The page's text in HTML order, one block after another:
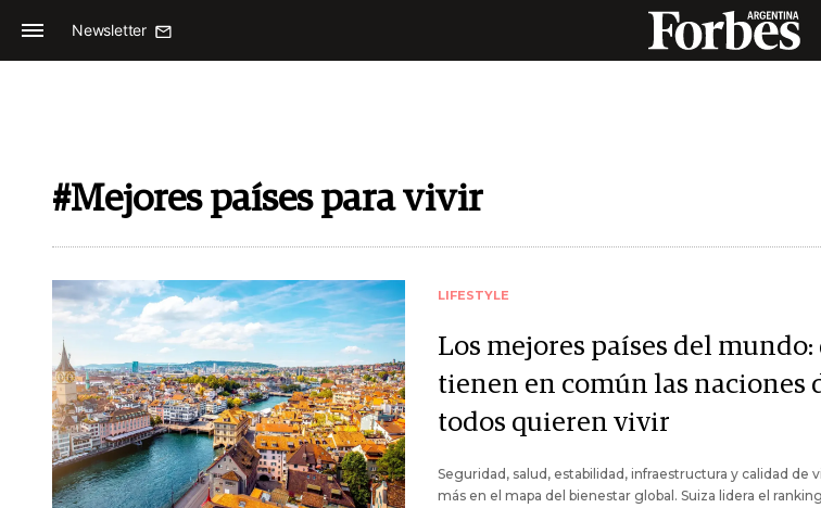
Newsletter
#Mejores países para vivir
LIFESTYLE
Los mejores países del mundo:
tienen en común las naciones
todos quieren vivir
Seguridad, salud, estabilidad, infraestructura y calidad de
más en el mapa del bienestar global. Suiza lidera el